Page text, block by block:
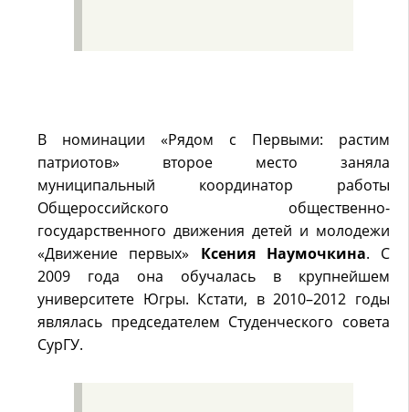
В номинации «Рядом с Первыми: растим
патриотов» второе место заняла
муниципальный координатор работы
Общероссийского общественно-
государственного движения детей и молодежи
«Движение первых» Ксения Наумочкина. С
2009 года она обучалась в крупнейшем
университете Югры. Кстати, в 2010–2012 годы
являлась председателем Студенческого совета
СурГУ.